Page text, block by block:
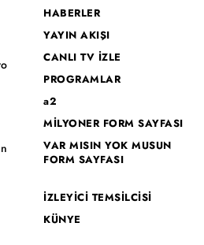
HABERLER
YAYIN AKIŞI
CANLI TV İZLE
PROGRAMLAR
a2
MİLYONER FORM SAYFASI
VAR MISIN YOK MUSUN
FORM SAYFASI
İZLEYİCİ TEMSİLCİSİ
KÜNYE